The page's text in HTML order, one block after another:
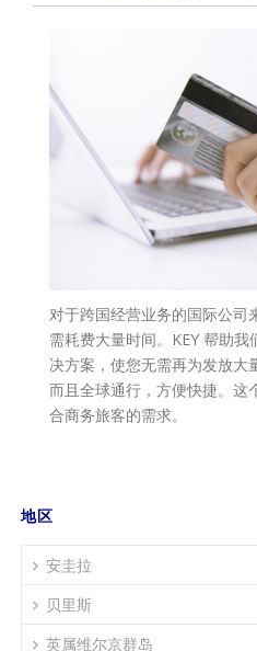
对于跨国经营业务的国际公司
需耗费大量时间。KEY 帮助
决方案，使您无需再为发放大
而且全球通行，方便快捷。这
合商务旅客的需求。
地区
安圭拉
贝里斯
英属维尔京群岛